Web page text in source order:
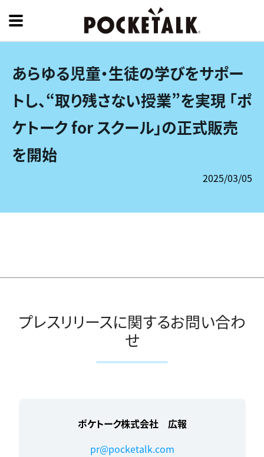
あらゆる児童・生徒の学びをサポー
トし、“取り残さない授業”を実現 「ポ
ケトーク for スクール」の正式販売
を開始
2025/03/05
プレスリリースに関するお問い合わ
せ
ポケトーク株式会社 広報
pr@pocketalk.com